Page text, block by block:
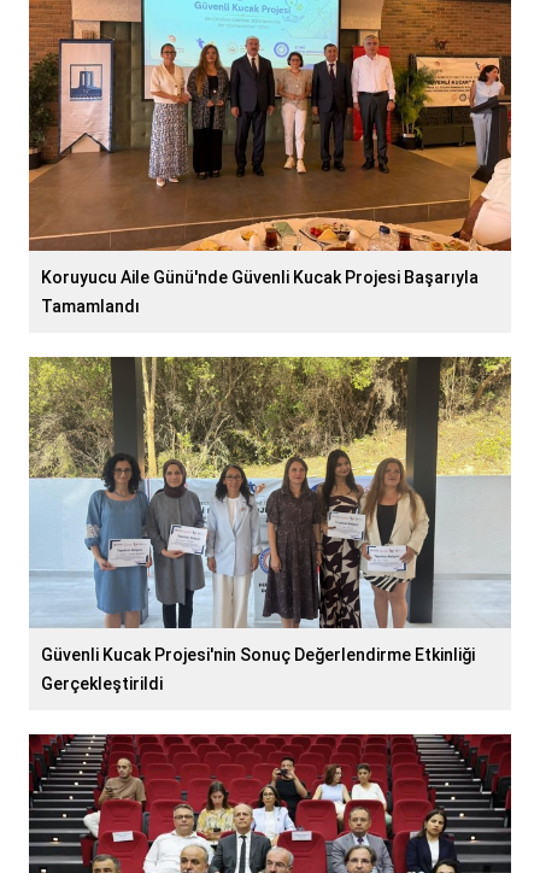
Koruyucu Aile Günü'nde Güvenli Kucak Projesi Başarıyla
Tamamlandı
Güvenli Kucak Projesi'nin Sonuç Değerlendirme Etkinliği
Gerçekleştirildi